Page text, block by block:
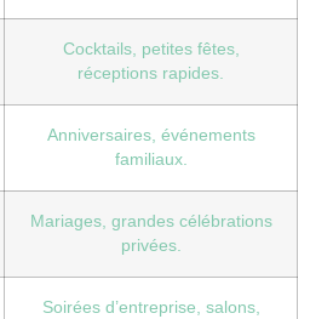
Cocktails, petites fêtes,
réceptions rapides.
Anniversaires, événements
familiaux.
Mariages, grandes célébrations
privées.
Soirées d’entreprise, salons,